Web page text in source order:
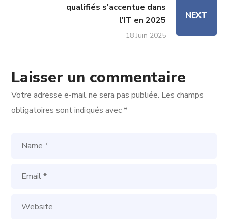
qualifiés s'accentue dans
l'IT en 2025
18 Juin 2025
NEXT
Laisser un commentaire
Votre adresse e-mail ne sera pas publiée. Les champs
obligatoires sont indiqués avec*